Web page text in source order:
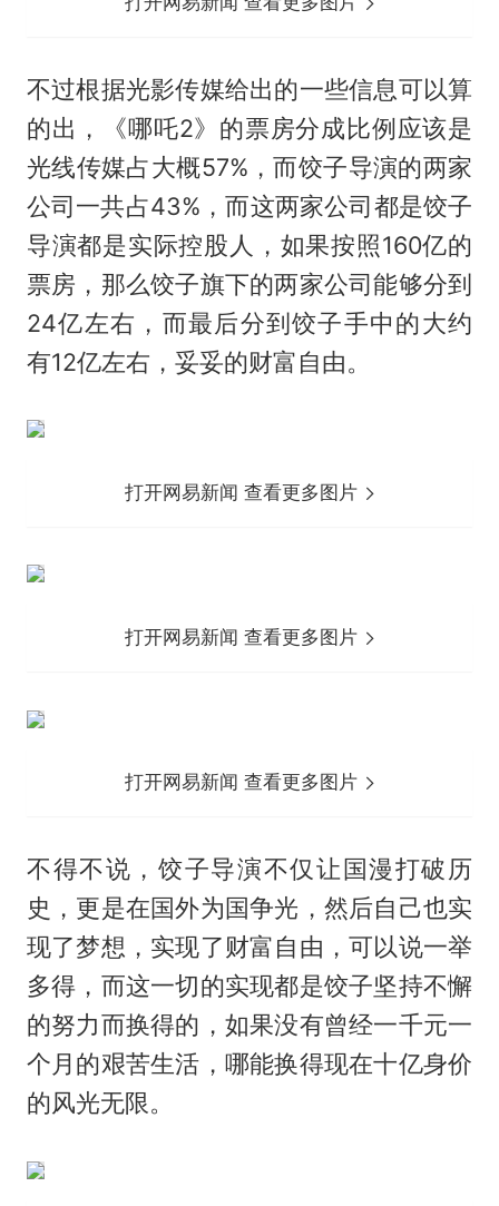
不过根据光影传媒给出的一些信息可以算
的出，《哪吒2》的票房分成比例应该是
光线传媒占大概57%，而饺子导演的两家
公司一共占43%，而这两家公司都是饺子
导演都是实际控股人，如果按照160亿的
票房，那么饺子旗下的两家公司能够分到
24亿左右，而最后分到饺子手中的大约
有12亿左右，妥妥的财富自由。
打开网易新闻 查看更多图片
打开网易新闻 查看更多图片
打开网易新闻 查看更多图片
不得不说，饺子导演不仅让国漫打破历
史，更是在国外为国争光，然后自己也实
现了梦想，实现了财富自由，可以说一举
多得，而这一切的实现都是饺子坚持不懈
的努力而换得的，如果没有曾经一千元一
个月的艰苦生活，哪能换得现在十亿身价
的风光无限。